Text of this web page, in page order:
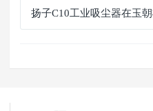
扬子C10工业吸尘器在玉